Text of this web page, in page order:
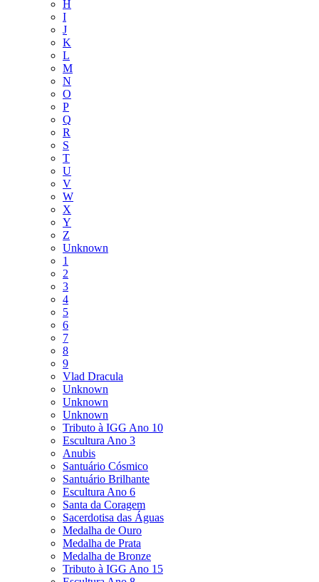
H
I
J
K
L
M
N
O
P
Q
R
S
T
U
V
W
X
Y
Z
Unknown
1
2
3
4
5
6
7
8
9
Vlad Dracula
Unknown
Unknown
Unknown
Tributo à IGG Ano 10
Escultura Ano 3
Anubis
Santuário Cósmico
Santuário Brilhante
Escultura Ano 6
Santa da Coragem
Sacerdotisa das Águas
Medalha de Ouro
Medalha de Prata
Medalha de Bronze
Tributo à IGG Ano 15